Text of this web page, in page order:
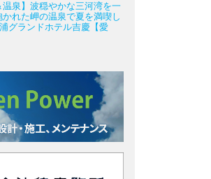
温泉】波穏やかな三河湾を一
れた岬の温泉で夏を満喫し
グランドホテル吉慶【愛